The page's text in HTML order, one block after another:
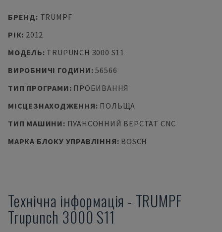
БРЕНД: TRUMPF
РІК: 2012
МОДЕЛЬ: TRUPUNCH 3000 S11
ВИРОБНИЧІ ГОДИНИ:56566
ТИП ПРОГРАМИ: ПРОБИВАННЯ
МІСЦЕЗНАХОДЖЕННЯ: ПОЛЬЩА
ТИП МАШИНИ: ПУАНСОННИЙ ВЕРСТАТ CNC
МАРКА БЛОКУ УПРАВЛІННЯ: BOSCH
Технічна інформація - TRUMPF
Trupunch 3000 S11